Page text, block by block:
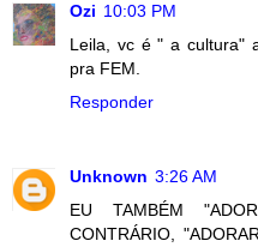
Ozi 10:03 PM
Leila, vc é " a cultura"
pra FEM.
Responder
Unknown 3:26 AM
EU TAMBÉM
CONTRÁRIO,